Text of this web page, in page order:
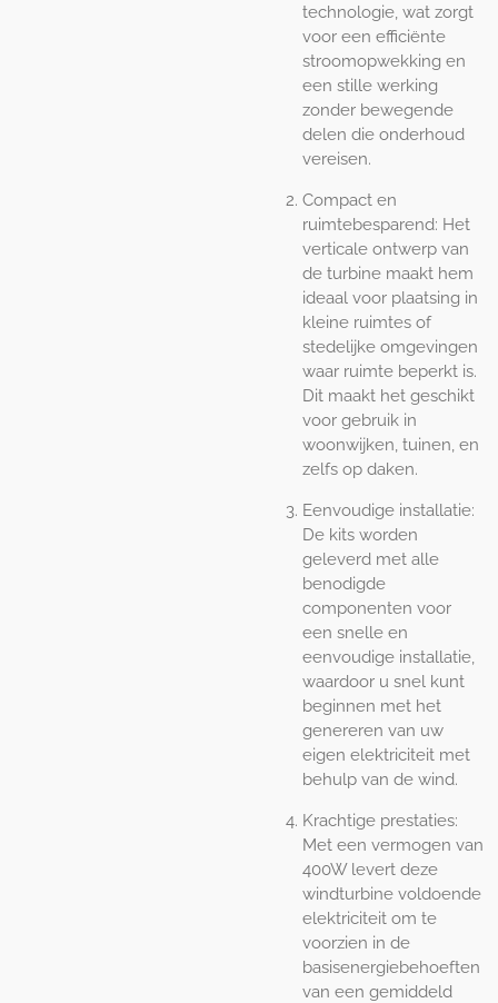
technologie, wat zorgt
voor een efficiënte
stroomopwekking en
een stille werking
zonder bewegende
delen die onderhoud
vereisen.
Compact en
ruimtebesparend: Het
verticale ontwerp van
de turbine maakt hem
ideaal voor plaatsing in
kleine ruimtes of
stedelijke omgevingen
waar ruimte beperkt is.
Dit maakt het geschikt
voor gebruik in
woonwijken, tuinen, en
zelfs op daken.
Eenvoudige installatie:
De kits worden
geleverd met alle
benodigde
componenten voor
een snelle en
eenvoudige installatie,
waardoor u snel kunt
beginnen met het
genereren van uw
eigen elektriciteit met
behulp van de wind.
Krachtige prestaties:
Met een vermogen van
400W levert deze
windturbine voldoende
elektriciteit om te
voorzien in de
basisenergiebehoeften
van een gemiddeld